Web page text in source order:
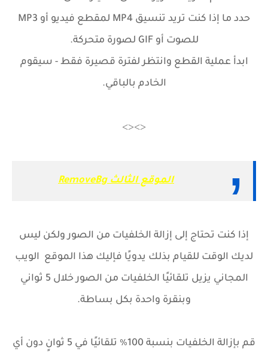
حدد ما إذا كنت تريد تنسيق MP4 لمقطع فيديو أو MP3
للصوت أو GIF لصورة متحركة.
ابدأ عملية القطع وانتظر لفترة قصيرة فقط - سيقوم
الخادم بالباقي.
<><>
الموقع الثالث RemoveBg
إذا كنت تحتاج إلى إزالة الخلفيات من الصور ولكن ليس
لديك الوقت للقيام بذلك يدويًا فإليك هذا الموقع الويب
المجاني يزيل تلقائيًا الخلفيات من الصور خلال 5 ثواني
وبنقرة واحدة بكل بساطة.
قم بإزالة الخلفيات بنسبة 100٪ تلقائيًا في 5 ثوانٍ دون أي